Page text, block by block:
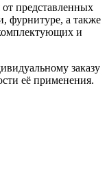
представленных
фурнитуре, а также
и
заказу
её применения.